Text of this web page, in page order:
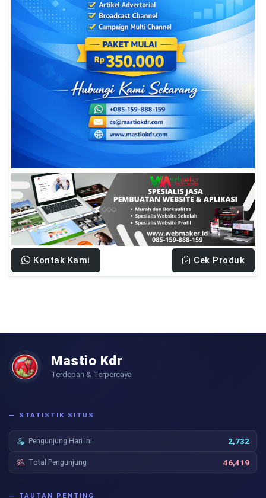
Kontak Kami Cek Produk
Mastio Kdr
Terdepan & Terpercaya
— STATISTIK SITUS
Pengunjung Hari Ini 2,732
Total Pengunjung 46,419
— TAUTAN PENTING